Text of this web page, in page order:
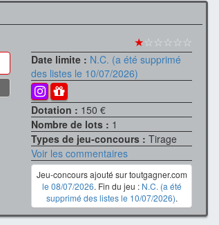
★☆☆☆☆☆
Date limite : N.C. (a été supprimé
des listes le 10/07/2026)
Dotation : 150 €
Nombre de lots : 1
Types de jeu-concours :Tirage
Voir les commentaires
Jeu-concours ajouté sur toutgagner.com
le 08/07/2026. Fin du jeu : N.C. (a été
supprimé des listes le 10/07/2026).